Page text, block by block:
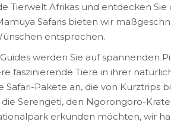
Tierwelt Afrikas und entdecken Sie
Safaris bieten wir
entsprechen.
werden Sie auf spannenden
faszinierende Tiere in ihrer
Safari-Pakete an, die von Kurztrips
die Serengeti, den Ngorongoro-
erkunden möchten, wir